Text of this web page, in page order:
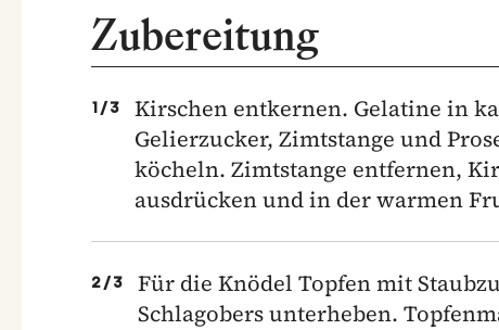
Zubereitung
1/3
Kirschen entkernen. Gelatine in
Gelierzucker, Zimtstange und
köcheln. Zimtstange entfernen,
ausdrücken und in der warmen
2/3
Für die Knödel Topfen mit
Schlagobers unterheben.